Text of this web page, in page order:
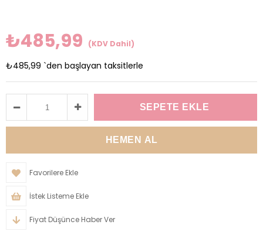
₺485,99 (KDV Dahil)
₺485,99 `den başlayan taksitlerle
Favorilere Ekle
İstek Listeme Ekle
Fiyat Düşünce Haber Ver